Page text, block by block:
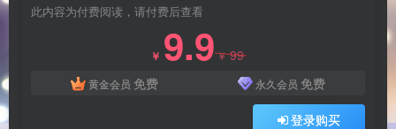
此内容为付费阅读，请付费后查看
￥ 9.9￥99
黄金会员 免费 永久会员 免费
登录购买